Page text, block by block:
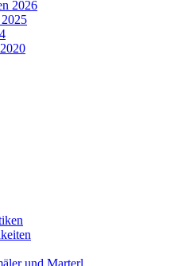
2026
und Marterl